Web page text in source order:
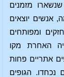
מזמנים
אנשים יוצאים
ומפותחים
האחרת מקו
אתריים פחות
הגופים